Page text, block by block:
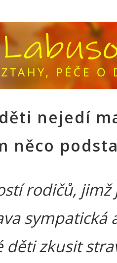
nejedí
něco
rodičů, jimž
sympatická
děti zkusit